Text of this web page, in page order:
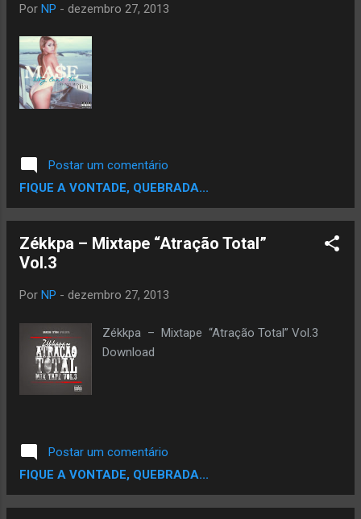
Por NP - dezembro 27, 2013
Postar um comentário
FIQUE A VONTADE, QUEBRADA...
Zékkpa – Mixtape “Atração Total”
Vol.3
Por NP - dezembro 27, 2013
Zékkpa – Mixtape “Atração Total” Vol.3
Download
Postar um comentário
FIQUE A VONTADE, QUEBRADA...